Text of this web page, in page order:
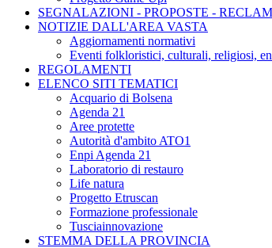
SEGNALAZIONI - PROPOSTE -
NOTIZIE DALL'AREA VASTA
Aggiornamenti normativi
Eventi folkloristici, culturali, religiosi,
REGOLAMENTI
ELENCO SITI TEMATICI
Acquario di Bolsena
Agenda 21
Aree protette
Autorità d'ambito ATO1
Enpi Agenda 21
Laboratorio di restauro
Life natura
Progetto Etruscan
Formazione professionale
Tusciainnovazione
STEMMA DELLA PROVINCIA